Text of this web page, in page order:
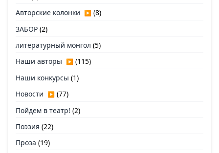
Авторские колонки ▶ (8)
ЗАБОР (2)
литературный монгол (5)
Наши авторы ▶ (115)
Наши конкурсы (1)
Новости ▶ (77)
Пойдем в театр! (2)
Поэзия (22)
Проза (19)